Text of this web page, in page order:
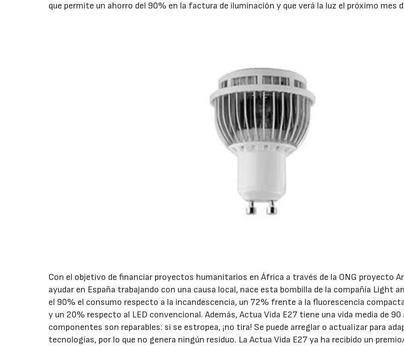
que permite un ahorro del 90% en la factura de iluminación y que verá la luz el próximo mes
Con el objetivo de financiar proyectos humanitarios en África a través de la ONG proyecto
ayudar en España trabajando con una causa local, nace esta bombilla de la compañía Light
el 90% el consumo respecto a la incandescencia, un 72% frente a la fluorescencia
y un 20% respecto al LED convencional. Además, Actua Vida E27 tiene una vida media de
componentes son reparables: si se estropea, ¡no tira! Se puede arreglar o actualizar para
tecnologías, por lo que no genera ningún residuo. La Actua Vida E27 ya ha recibido un